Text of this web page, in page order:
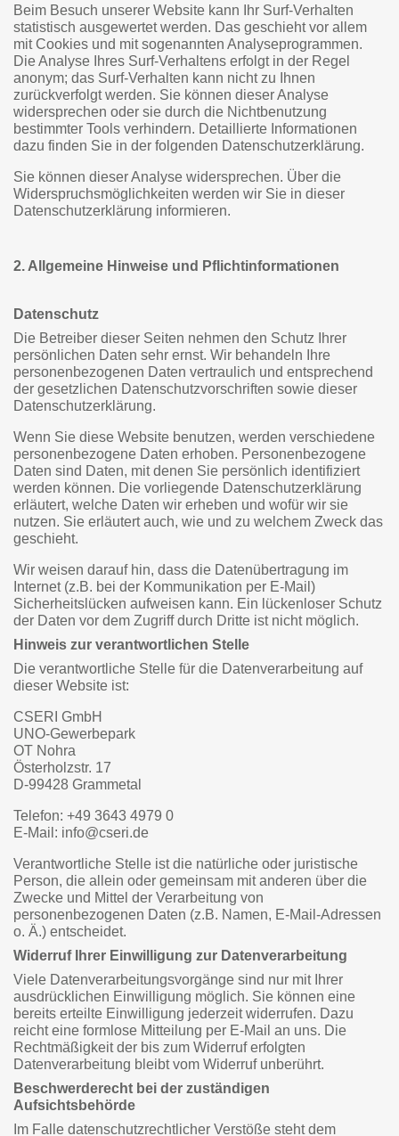
Beim Besuch unserer Website kann Ihr Surf-Verhalten
statistisch ausgewertet werden. Das geschieht vor allem
mit Cookies und mit sogenannten Analyseprogrammen.
Die Analyse Ihres Surf-Verhaltens erfolgt in der Regel
anonym; das Surf-Verhalten kann nicht zu Ihnen
zurückverfolgt werden. Sie können dieser Analyse
widersprechen oder sie durch die Nichtbenutzung
bestimmter Tools verhindern. Detaillierte Informationen
dazu finden Sie in der folgenden Datenschutzerklärung.
Sie können dieser Analyse widersprechen. Über die
Widerspruchsmöglichkeiten werden wir Sie in dieser
Datenschutzerklärung informieren.
2. Allgemeine Hinweise und Pflichtinformationen
Datenschutz
Die Betreiber dieser Seiten nehmen den Schutz Ihrer
persönlichen Daten sehr ernst. Wir behandeln Ihre
personenbezogenen Daten vertraulich und entsprechend
der gesetzlichen Datenschutzvorschriften sowie dieser
Datenschutzerklärung.
Wenn Sie diese Website benutzen, werden verschiedene
personenbezogene Daten erhoben. Personenbezogene
Daten sind Daten, mit denen Sie persönlich identifiziert
werden können. Die vorliegende Datenschutzerklärung
erläutert, welche Daten wir erheben und wofür wir sie
nutzen. Sie erläutert auch, wie und zu welchem Zweck das
geschieht.
Wir weisen darauf hin, dass die Datenübertragung im
Internet (z.B. bei der Kommunikation per E-Mail)
Sicherheitslücken aufweisen kann. Ein lückenloser Schutz
der Daten vor dem Zugriff durch Dritte ist nicht möglich.
Hinweis zur verantwortlichen Stelle
Die verantwortliche Stelle für die Datenverarbeitung auf
dieser Website ist:
CSERI GmbH
UNO-Gewerbepark
OT Nohra
Österholzstr. 17
D-99428 Grammetal
Telefon: +49 3643 4979 0
E-Mail: info@cseri.de
Verantwortliche Stelle ist die natürliche oder juristische
Person, die allein oder gemeinsam mit anderen über die
Zwecke und Mittel der Verarbeitung von
personenbezogenen Daten (z.B. Namen, E-Mail-Adressen
o. Ä.) entscheidet.
Widerruf Ihrer Einwilligung zur Datenverarbeitung
Viele Datenverarbeitungsvorgänge sind nur mit Ihrer
ausdrücklichen Einwilligung möglich. Sie können eine
bereits erteilte Einwilligung jederzeit widerrufen. Dazu
reicht eine formlose Mitteilung per E-Mail an uns. Die
Rechtmäßigkeit der bis zum Widerruf erfolgten
Datenverarbeitung bleibt vom Widerruf unberührt.
Beschwerderecht bei der zuständigen
Aufsichtsbehörde
Im Falle datenschutzrechtlicher Verstöße steht dem